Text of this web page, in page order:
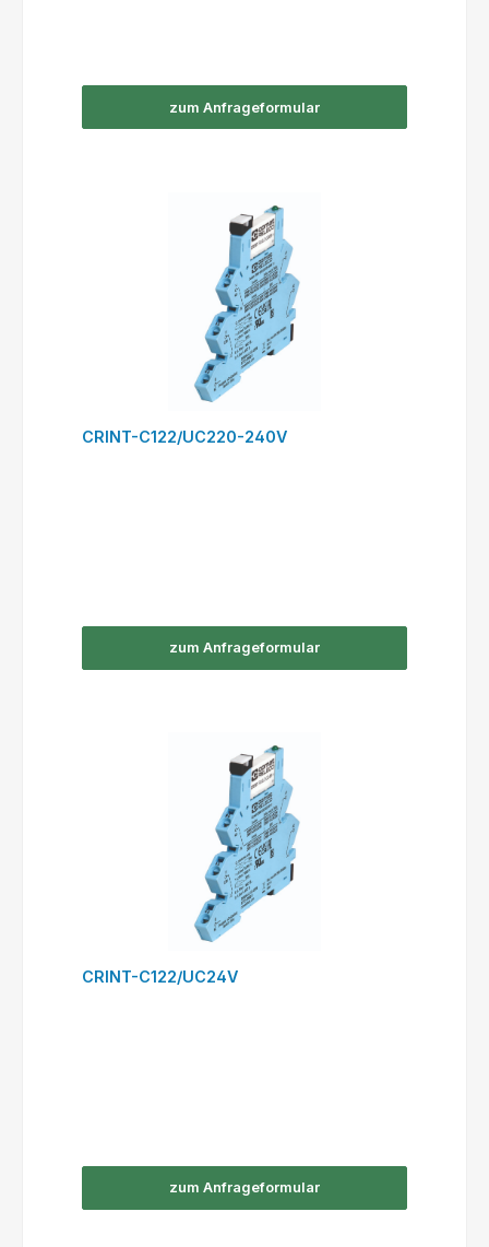
zum Anfrageformular
CRINT-C122/UC220-240V
zum Anfrageformular
CRINT-C122/UC24V
zum Anfrageformular